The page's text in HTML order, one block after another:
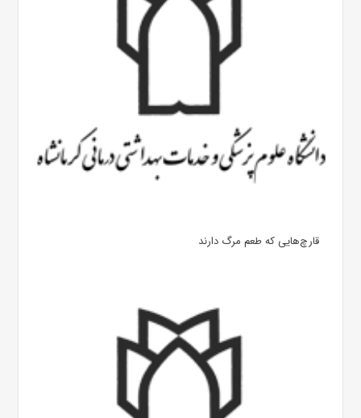
قارچ‌هایی که طعم مرگ دارند